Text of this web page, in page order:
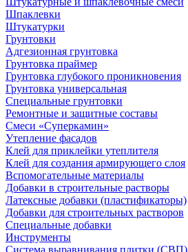
Шпаклевки
Штукатурки
Грунтовки
Адгезионная грунтовка
Грунтовка праймер
Грунтовка глубокого проникновения
Грунтовка универсальная
Специальные грунтовки
Ремонтные и защитные составы
Смеси «Суперкамин»
Утепление фасадов
Клей для приклейки утеплителя
Клей для создания армирующего слоя
Вспомогательные материалы
Добавки в строительные растворы
Латексные добавки (пластификаторы)
Добавки для строительных растворов
Специальные добавки
Инструменты
Система выравнивания плитки (СВП)